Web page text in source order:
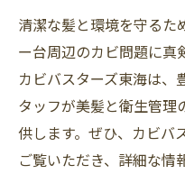
清潔な髪と環境を守るた
ー台周辺のカビ問題に真
カビバスターズ東海は、
タッフが美髪と衛生管理
供します。ぜひ、カビバ
ご覧いただき、詳細な情